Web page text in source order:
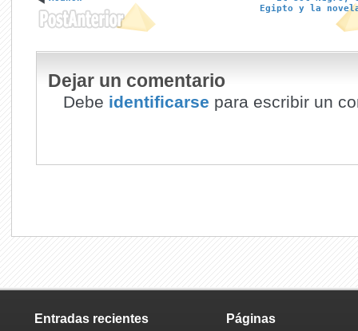
Egipto y la
Dejar un comentario
Debe identificarse para escribir un
Entradas recientes Páginas